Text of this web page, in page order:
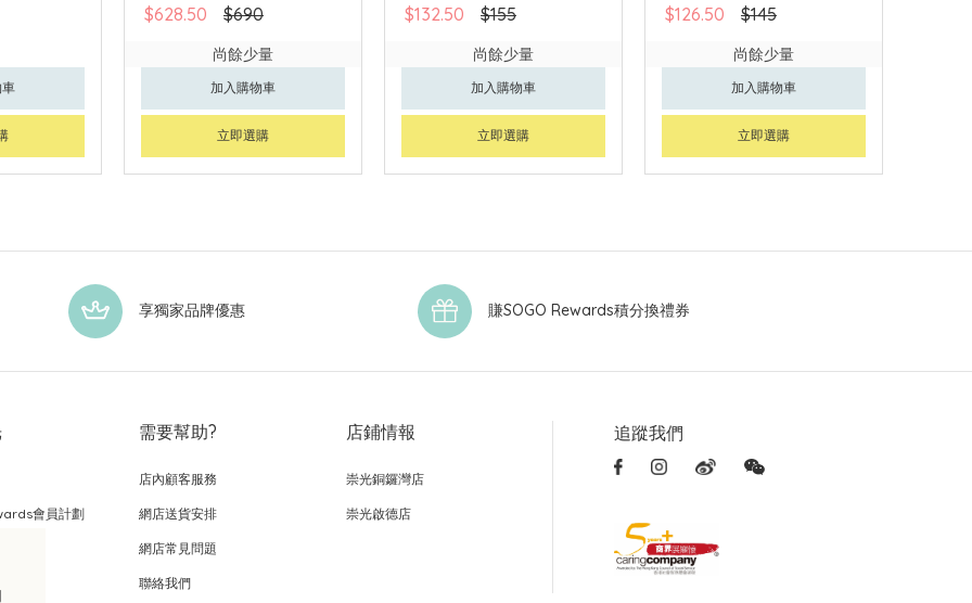
$628.50 $690
尚餘少量
加入購物車
立即選購
$132.50 $155
尚餘少量
加入購物車
立即選購
$126.50 $145
尚餘少量
加入購物車
立即選購
享獨家品牌優惠 賺SOGO Rewards積分換禮券
會員計劃
需要幫助?
店內顧客服務
網店送貨安排
網店常見問題
聯絡我們
店鋪情報
崇光銅鑼灣店
崇光啟德店
追蹤我們